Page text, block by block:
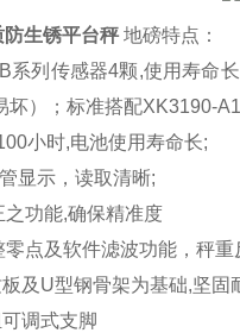
生锈平台秤地磅特点：
列传感器4颗,使用寿命
坏）；标准搭配XK3190-
小时,电池使用寿命长;
显示，读取清晰;
功能,确保精准度
点及软件滤波功能，秤
及U型钢骨架为基础,坚固
调式支脚